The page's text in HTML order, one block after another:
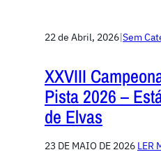
22 de Abril, 2026 Sem
XXVIII
Pista 2026 –
de Elvas
23 DE MAIO DE 2026 LER